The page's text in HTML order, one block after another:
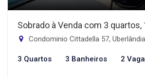
Sobrado à Venda com 3 quartos,
Condominio Cittadella 57,
3 Quartos 3 Banheiros 2